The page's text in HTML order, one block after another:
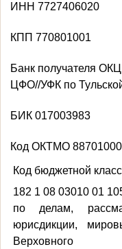
ИНН 7727406020
КПП 770801001
Банк получателя
ЦФО//УФК по
БИК 017003983
Код ОКТМО 88701000
Код бюджетной
182 1 08 03010 01
по делам,
юрисдикции,